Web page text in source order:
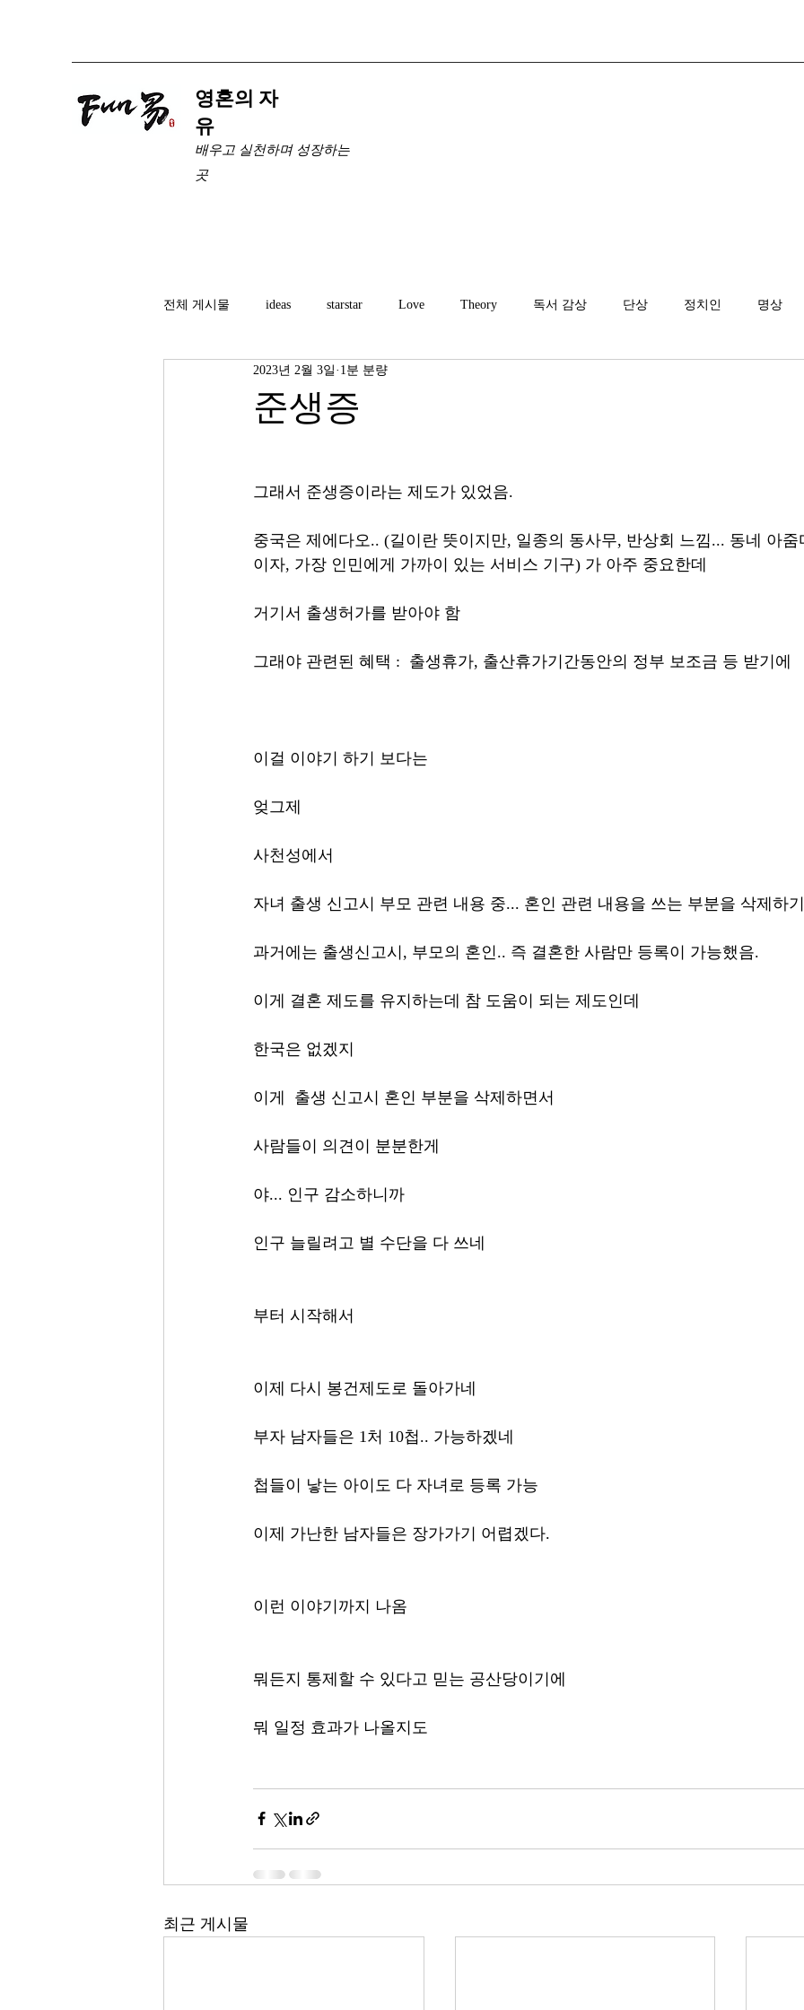
​영혼의 자
유
배우고 실천하며 성장하는
곳
전체 게시물 ideas starstar Love Theory 독서 감상 단상 정치인 명상
준생증
2023년 2월 3일 1분 분량
그래서 준생증이라는 제도가 있었음.
중국은 제에다오.. (길이란 뜻이지만, 일종의 동사무, 반상회 느낌... 동네 아
이자, 가장 인민에게 가까이 있는 서비스 기구) 가 아주 중요한데
거기서 출생허가를 받아야 함
그래야 관련된 혜택 :  출생휴가, 출산휴가기간동안의 정부 보조금 등 받기에
이걸 이야기 하기 보다는
엊그제
사천성에서
자녀 출생 신고시 부모 관련 내용 중... 혼인 관련 내용을 쓰는 부분을 삭제하
과거에는 출생신고시, 부모의 혼인.. 즉 결혼한 사람만 등록이 가능했음.
이게 결혼 제도를 유지하는데 참 도움이 되는 제도인데
한국은 없겠지
이게  출생 신고시 혼인 부분을 삭제하면서
사람들이 의견이 분분한게
야... 인구 감소하니까
인구 늘릴려고 별 수단을 다 쓰네
부터 시작해서
이제 다시 봉건제도로 돌아가네
부자 남자들은 1처 10첩.. 가능하겠네
첩들이 낳는 아이도 다 자녀로 등록 가능
이제 가난한 남자들은 장가가기 어렵겠다.
이런 이야기까지 나옴
뭐든지 통제할 수 있다고 믿는 공산당이기에
뭐 일정 효과가 나올지도
최근 게시물